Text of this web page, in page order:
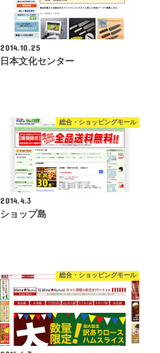
2014.10.25
日本文化センター
総合・ショッピングモール
2014.4.3
ショップ島
総合・ショッピングモール